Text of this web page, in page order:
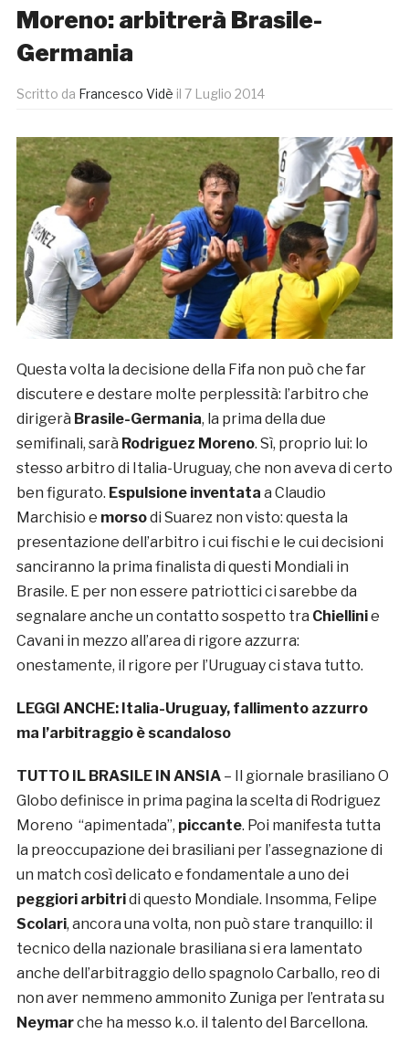
Moreno: arbitrerà Brasile-
Germania
Scritto da Francesco Vidè il 7 Luglio 2014
Questa volta la decisione della Fifa non può che far
discutere e destare molte perplessità: l’arbitro che
dirigerà Brasile-Germania, la prima della due
semifinali, sarà Rodriguez Moreno. Sì, proprio lui: lo
stesso arbitro di Italia-Uruguay, che non aveva di certo
ben figurato. Espulsione inventata a Claudio
Marchisio e morsodi Suarez non visto: questa la
presentazione dell’arbitro i cui fischi e le cui decisioni
sanciranno la prima finalista di questi Mondiali in
Brasile. E per non essere patriottici ci sarebbe da
segnalare anche un contatto sospetto tra Chiellinie
Cavani in mezzo all’area di rigore azzurra:
onestamente, il rigore per l’Uruguay ci stava tutto.
LEGGI ANCHE:Italia-Uruguay, fallimento azzurro
ma l’arbitraggio è scandaloso
TUTTO IL BRASILE IN ANSIA– Il giornale brasiliano O
Globo definisce in prima pagina la scelta di Rodriguez
Moreno “apimentada”, piccante. Poi manifesta tutta
la preoccupazione dei brasiliani per l’assegnazione di
un match così delicato e fondamentale a uno dei
peggiori arbitridi questo Mondiale. Insomma, Felipe
Scolari, ancora una volta, non può stare tranquillo: il
tecnico della nazionale brasiliana si era lamentato
anche dell’arbitraggio dello spagnolo Carballo, reo di
non aver nemmeno ammonito Zuniga per l’entrata su
Neymarche ha messo k.o. il talento del Barcellona.